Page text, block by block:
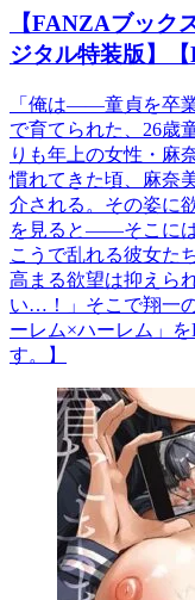
【FANZAブック
ジタル特装版】【
「俺は――童貞を卒
で育てられた、26歳
りも年上の女性・麻
慣れてきた頃、麻奈
介される。その姿に
を見ると――そこに
こうで乱れる彼女た
高まる欲望は抑えら
い…！」そこで翔一
ーレム×ハーレム」
す。】